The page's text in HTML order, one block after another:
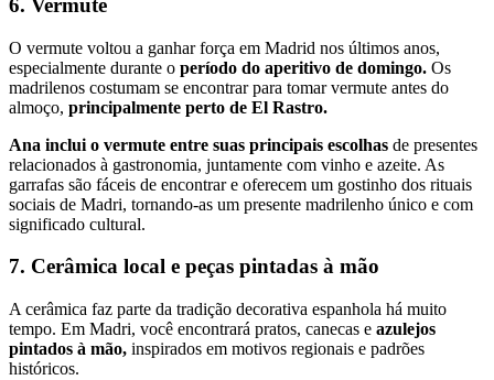
6. Vermute
O vermute voltou a ganhar força em Madrid nos últimos anos,
especialmente durante o período do aperitivo de domingo. Os
madrilenos costumam se encontrar para tomar vermute antes do
almoço, principalmente perto de El Rastro.
Ana inclui o vermute entre suas principais escolhas de presentes
relacionados à gastronomia, juntamente com vinho e azeite. As
garrafas são fáceis de encontrar e oferecem um gostinho dos rituais
sociais de Madri, tornando-as um presente madrilenho único e com
significado cultural.
7. Cerâmica local e peças pintadas à mão
A cerâmica faz parte da tradição decorativa espanhola há muito
tempo. Em Madri, você encontrará pratos, canecas e azulejos
pintados à mão, inspirados em motivos regionais e padrões
históricos.